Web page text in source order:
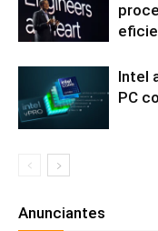
Intel
PC
Anunciantes